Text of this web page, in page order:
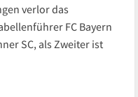
verlor das
FC Bayern
SC, als Zweiter ist